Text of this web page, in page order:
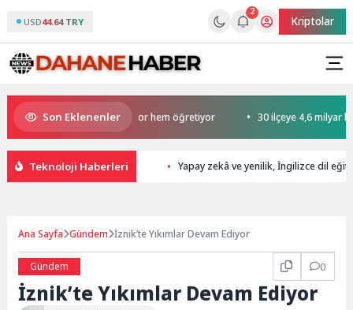
USD44.64 TRY
2
Kriptolar
Son Eklenenler
Yaz Okulu hem eğlendiriyor hem öğretiyor 30 ilçeye 4,6 milyar liralık
Teknoloji Haberleri Yapay zekâ ve yenilik, İngilizce dil
Ana Sayfa Gündem İznik’te Yıkımlar Devam Ediyor
Gündem 0
İznik’te Yıkımlar Devam Ediyor